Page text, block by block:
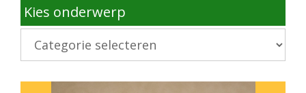
Kies onderwerp
Kies
onderwerp